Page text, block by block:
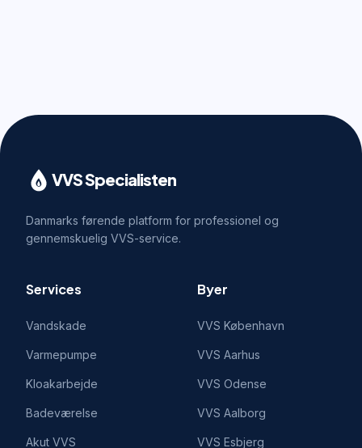
VVS Specialisten
Danmarks førende platform for professionel og
gennemskuelig VVS-service.
Services
Vandskade
Varmepumpe
Kloakarbejde
Badeværelse
Akut VVS
Byer
VVS København
VVS Aarhus
VVS Odense
VVS Aalborg
VVS Esbjerg